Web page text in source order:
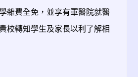
雜費全免，並享有軍醫院就醫
校轉知學生及家長以利了解相